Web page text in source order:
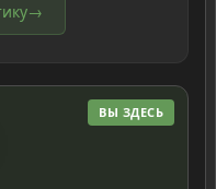
→
ВЫ ЗДЕСЬ